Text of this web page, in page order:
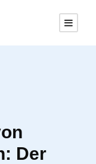
Der